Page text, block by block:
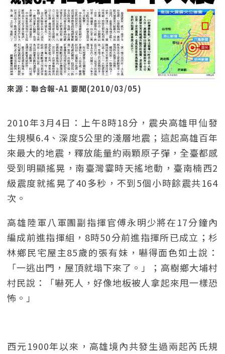
來源：聯合報-A1 要聞(2010/03/05)
2010年3月4日：上午8時18分，震央高雄甲仙發
生規模6.4、深度5公里的淺層地震；這起高雄百年
來最大的地震，釋放能量約兩顆原子彈，全臺都感
受到明顯搖晃，南臺灣霎時天搖地動，臺南楠西2
級震度就搖晃了40多秒，不到5個小時餘震共164
次。
高雄陸軍八軍團副指揮官傅永明少將在17分鐘內
編成前進指揮組，8時50分前進指揮所已成立；杉
林鄉民宅屋主85歲的張有妹，嚇得面色如土說：
「一逃出門，屋頂就塌下來了。」；高樹鄉大埔村
村民說：「嚇死人，好像地板被人拿起來甩一樣恐
怖。」
西元1900年以來，高雄境內共發生過兩起芮氏規